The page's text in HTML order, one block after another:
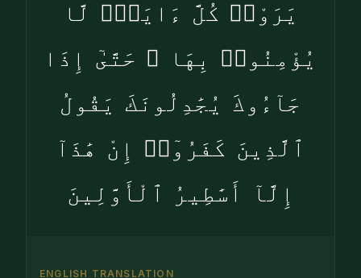
يَرَوْا۟ كُلَّ ءَايَةٍۢ لَّا
يُؤْمِنُوا۟ بِهَا ۚ حَتَّىٰٓ إِذَا
جَآءُوكَ يُجَٰدِلُونَكَ يَقُولُ
ٱلَّذِينَ كَفَرُوٓا۟ إِنْ هَٰذَآ
إِلَّآ أَسَٰطِيرُ ٱلْأَوَّلِينَ
ENGLISH TRANSLATION